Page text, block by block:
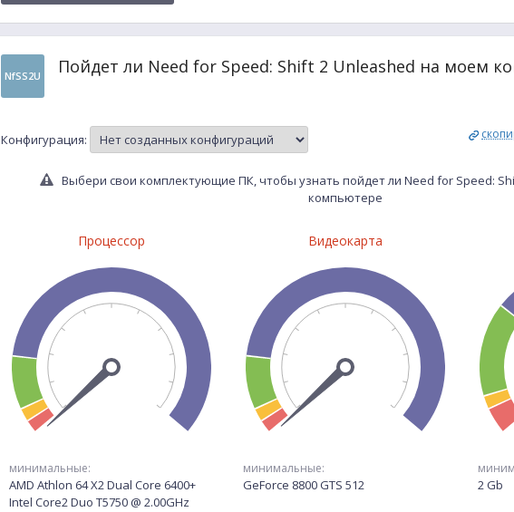
NfSS2U Пойдет ли Need for Speed: Shift 2 Unleashed на моем
Конфигурация:
Выбери свои комплектующие ПК, чтобы узнать пойдет ли Need for Speed:
компьютере
Процессор
минимальные:
AMD Athlon 64 X2 Dual Core 6400+
Intel Core2 Duo T5750 @ 2.00GHz
Видеокарта
минимальные:
GeForce 8800 GTS 512 2 Gb